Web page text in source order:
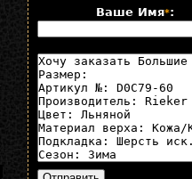
Ваше Имя*: